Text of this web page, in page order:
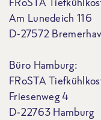
Am Lunedeich 116
D-27572
Büro Hamburg:
FRoSTA
Friesenweg 4
D-22763 Hamburg